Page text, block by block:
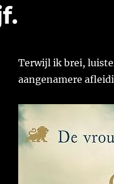
Terwijl ik brei,
aangenamere